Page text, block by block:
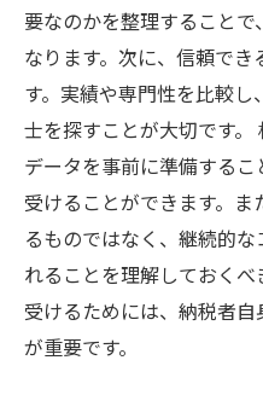
要なのかを整理すること
なります。次に、信頼で
す。実績や専門性を比較
士を探すことが大切です
データを事前に準備する
受けることができます。
るものではなく、継続的
れることを理解しておく
受けるためには、納税者
が重要です。